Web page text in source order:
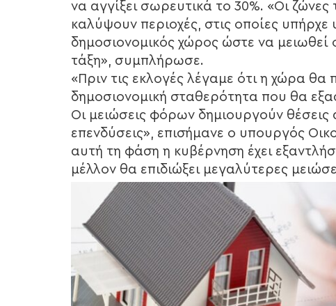
να αγγίξει σωρευτικά το 30%. «Οι
καλύψουν περιοχές, στις οποίες
δημοσιονομικός χώρος ώστε να
τάξη», συμπλήρωσε.
«Πριν τις εκλογές λέγαμε ότι η χώρα
δημοσιονομική σταθερότητα που θα
Οι μειώσεις φόρων δημιουργούν
επενδύσεις», επισήμανε ο υπουργός
αυτή τη φάση η κυβέρνηση έχει
μέλλον θα επιδιώξει μεγαλύτερες